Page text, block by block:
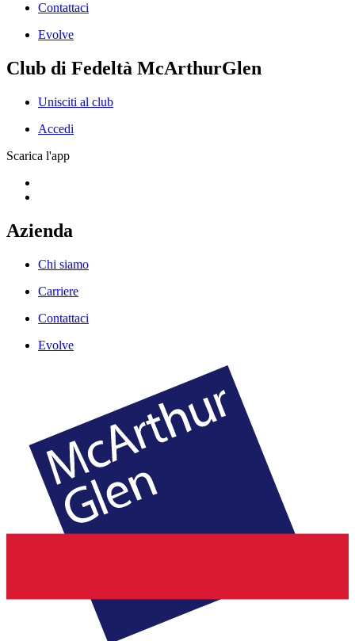
Contattaci
Evolve
Club di Fedeltà McArthurGlen
Unisciti al club
Accedi
Scarica l'app
Azienda
Chi siamo
Carriere
Contattaci
Evolve